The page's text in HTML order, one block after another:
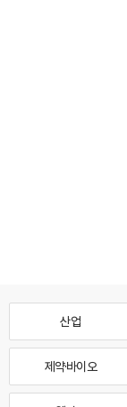
산업
제약·바이오